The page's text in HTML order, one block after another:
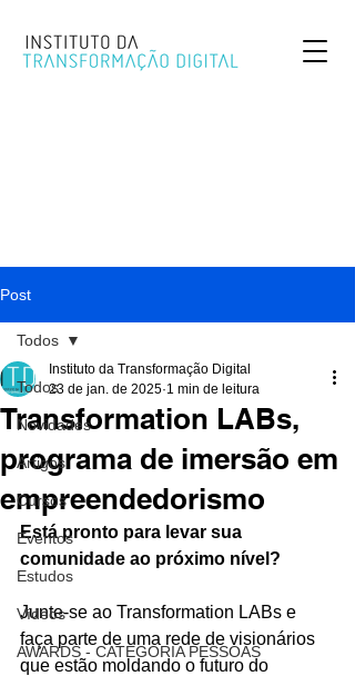
Post
Todos
Novidades
Artigos
Cursos
Eventos
Estudos
Vídeos
AWARDS - CATEGORIA PESSOAS
Todos
Transformation LABs,
programa de imersão em
empreendedorismo
Instituto da Transformação Digital
23 de jan. de 2025 1 min de leitura
Está pronto para levar sua
comunidade ao próximo nível?
Junte-se ao Transformation LABs e
faça parte de uma rede de visionários
que estão moldando o futuro do